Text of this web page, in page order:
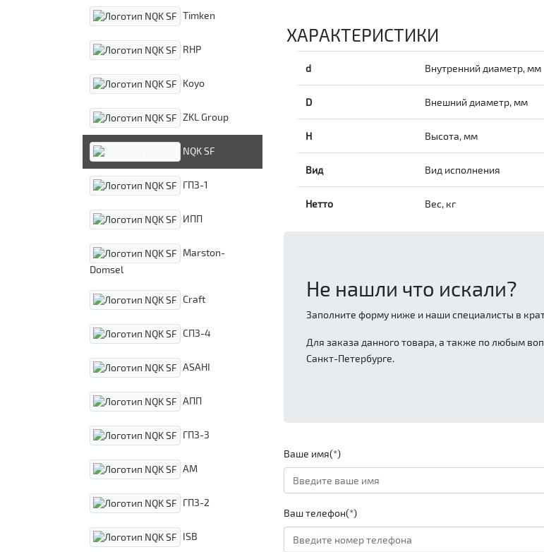
Timken
RHP
Koyo
ZKL Group
NQK SF
ГПЗ-1
ИПП
Marston-
Domsel
Craft
СПЗ-4
ASAHI
АПП
ГПЗ-3
АМ
ГПЗ-2
ISB
ХАРАКТЕРИСТИКИ
d Внутренний диаметр, мм
D Внешний диаметр, мм
H Высота, мм
Вид Вид исполнения
Нетто Вес, кг
Не нашли что искали?
Заполните форму ниже и наши специалисты в
Для заказа данного товара, а также по любым
Санкт-Петербурге.
Ваше имя(*)
Ваш телефон(*)